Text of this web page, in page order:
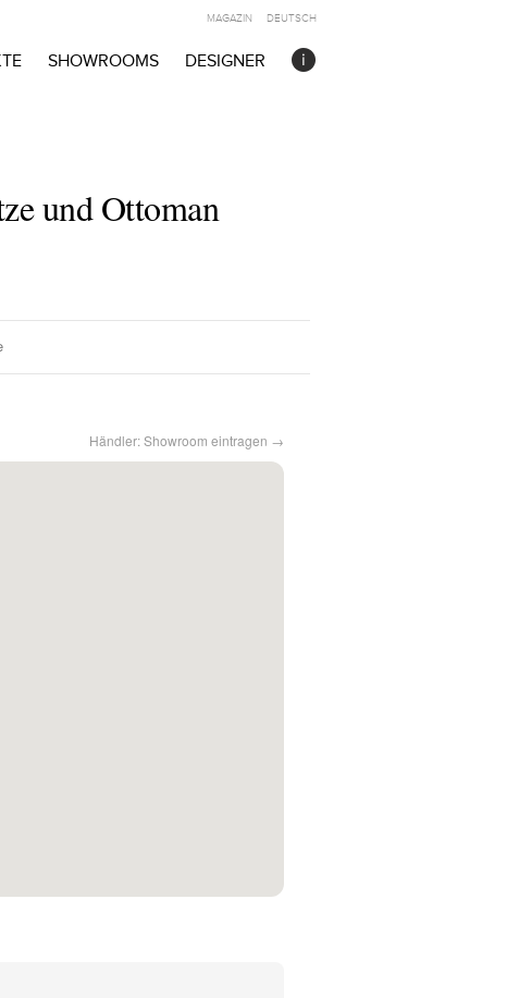
SHOWROOMS DESIGNER
MAGAZIN DEUTSCH
und Ottoman
Händler: Showroom eintragen →